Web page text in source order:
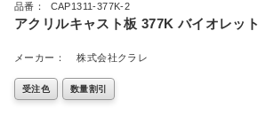
品番： CAP1311-377K-2
アクリルキャスト板 377K バイオレット
メーカー： 株式会社クラレ
受注色 数量割引